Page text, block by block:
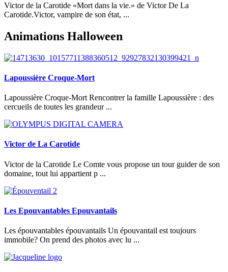
Victor de la Carotide «Mort dans la vie.» de Victor De La
Carotide.Victor, vampire de son état, ...
Animations Halloween
Lapoussière Croque-Mort
Lapoussière Croque-Mort Rencontrer la famille Lapoussière : des
cercueils de toutes les grandeur ...
Victor de La Carotide
Victor de la Carotide Le Comte vous propose un tour guider de son
domaine, tout lui appartient p ...
Les Epouvantables Epouvantails
Les épouvantables épouvantails Un épouvantail est toujours
immobile? On prend des photos avec lu ...